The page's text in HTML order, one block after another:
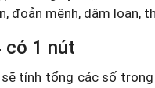
đoản mệnh, dâm loạn,
có 1 nút
tính tổng các số